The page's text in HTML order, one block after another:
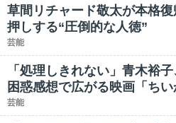
草間リチャード敬太が本格
押しする“圧倒的な人徳”
芸能
「処理しきれない」青木裕
困惑感想で広がる映画「ち
芸能